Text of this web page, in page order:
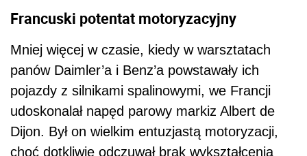
Francuski potentat motoryzacyjny
Mniej więcej w czasie, kiedy w warsztatach
panów Daimler’a i Benz’a powstawały ich
pojazdy z silnikami spalinowymi, we Francji
udoskonalał napęd parowy markiz Albert de
Dijon. Był on wielkim entuzjastą motoryzacji,
choć dotkliwie odczuwał brak wykształcenia